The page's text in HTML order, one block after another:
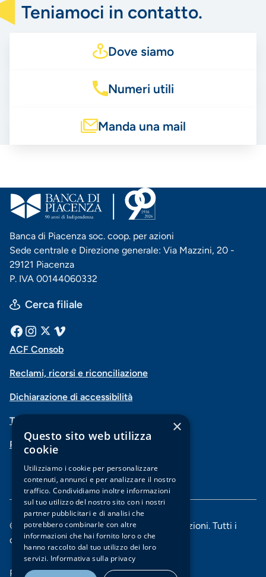
Teniamoci in contatto.
Dove siamo
Numeri utili
Manda una mail
Banca di Piacenza soc. coop. per azioni
Sede centrale e Direzione generale: Via Mazzini, 20 -
29121 Piacenza
P. IVA 00144060332
Cerca filiale
Menu
social
Facebook
InstagramVimeo
Menu
navigazione
piè
di
pagina
ACF Consob
Reclami, ricorsi e riconciliazione
Dichiarazione di accessibilità
Trasparenza
PSD2-Open Banking
© 2025 Banca di Piacenza soc. coop. per azioni. Tutti i
diritti riservati.
Privacy e Cookie policy
×
Questo sito web utilizza
cookie
Utilizziamo i cookie per personalizzare
contenuti, annunci e per analizzare il nostro
traffico. Condividiamo inoltre informazioni
sul tuo utilizzo del nostro sito con i nostri
partner pubblicitari e di analisi che
potrebbero combinarle con altre
informazioni che hai fornito loro o che
hanno raccolto dal tuo utilizzo dei loro
servizi. Informativa sulla privacy